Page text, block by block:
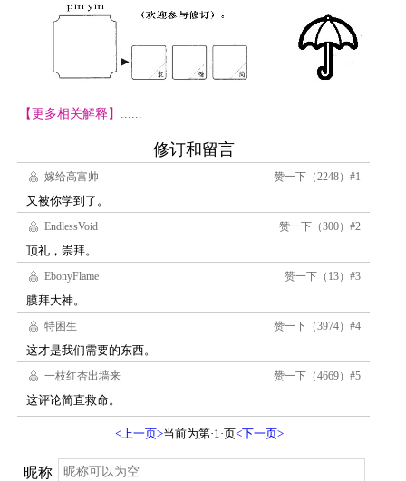
【更多相关解释】......